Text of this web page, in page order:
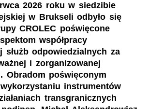
2026 roku w siedzibie
w Brukseli odbyło się
CROLEC poświęcone
współpracy
służb odpowiedzialnych za
i zorganizowanej
Obradom poświęconym
instrumentów
transgranicznych